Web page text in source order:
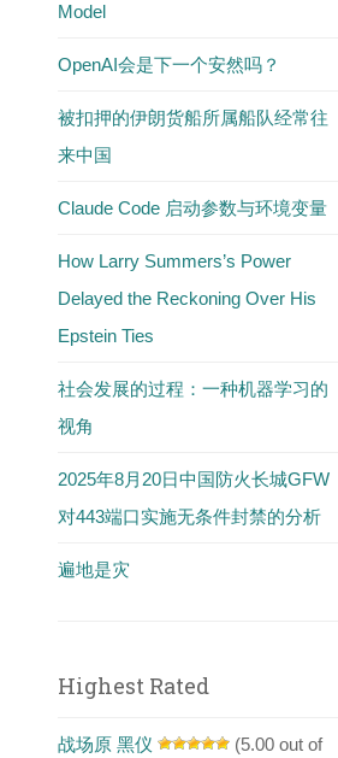
Model
OpenAI会是下一个安然吗？
被扣押的伊朗货船所属船队经常往
来中国
Claude Code 启动参数与环境变量
How Larry Summers’s Power
Delayed the Reckoning Over His
Epstein Ties
社会发展的过程：一种机器学习的
视角
2025年8月20日中国防火长城GFW
对443端口实施无条件封禁的分析
遍地是灾
Highest Rated
战场原 黑仪
(5.00 out of